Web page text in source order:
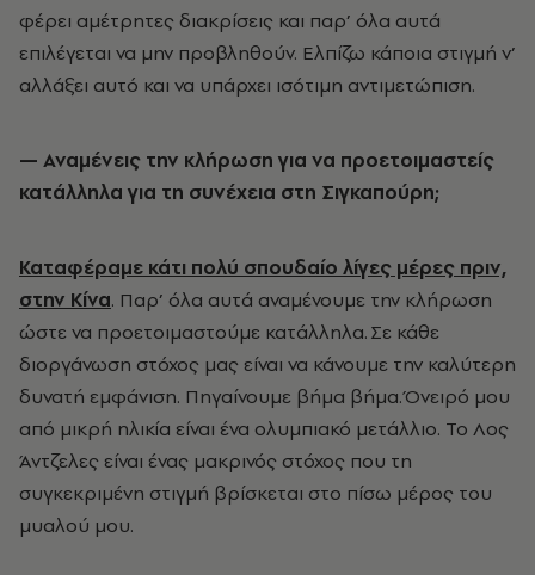
φέρει αμέτρητες διακρίσεις και παρ’ όλα αυτά
επιλέγεται να μην προβληθούν. Ελπίζω κάποια στιγμή ν’
αλλάξει αυτό και να υπάρχει ισότιμη αντιμετώπιση.
— Αναμένεις την κλήρωση για να προετοιμαστείς
κατάλληλα για τη συνέχεια στη Σιγκαπούρη;
Καταφέραμε κάτι πολύ σπουδαίο λίγες μέρες πριν,
στην Κίνα. Παρ’ όλα αυτά αναμένουμε την κλήρωση
ώστε να προετοιμαστούμε κατάλληλα. Σε κάθε
διοργάνωση στόχος μας είναι να κάνουμε την καλύτερη
δυνατή εμφάνιση. Πηγαίνουμε βήμα βήμα. Όνειρό μου
από μικρή ηλικία είναι ένα ολυμπιακό μετάλλιο. Το Λος
Άντζελες είναι ένας μακρινός στόχος που τη
συγκεκριμένη στιγμή βρίσκεται στο πίσω μέρος του
μυαλού μου.